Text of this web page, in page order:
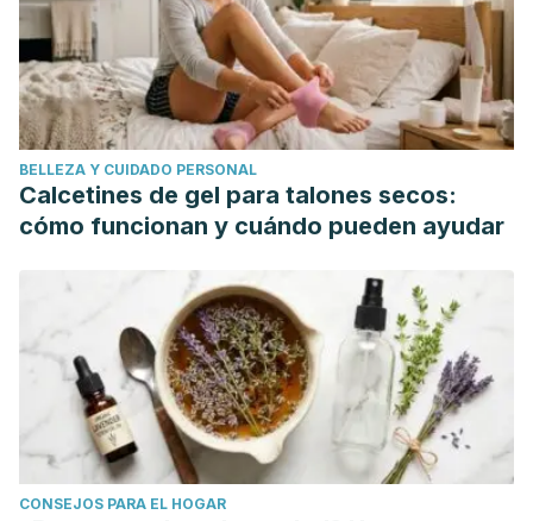
BELLEZA Y CUIDADO PERSONAL
Calcetines de gel para talones secos:
cómo funcionan y cuándo pueden ayudar
CONSEJOS PARA EL HOGAR